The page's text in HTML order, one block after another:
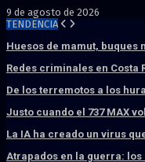
9 de agosto de 2026
TENDENCIA
Huesos de mamut,
Redes criminales en
De los terremotos a los
Justo cuando el 737 MAX
La IA ha creado un virus
Atrapados en la guerra: